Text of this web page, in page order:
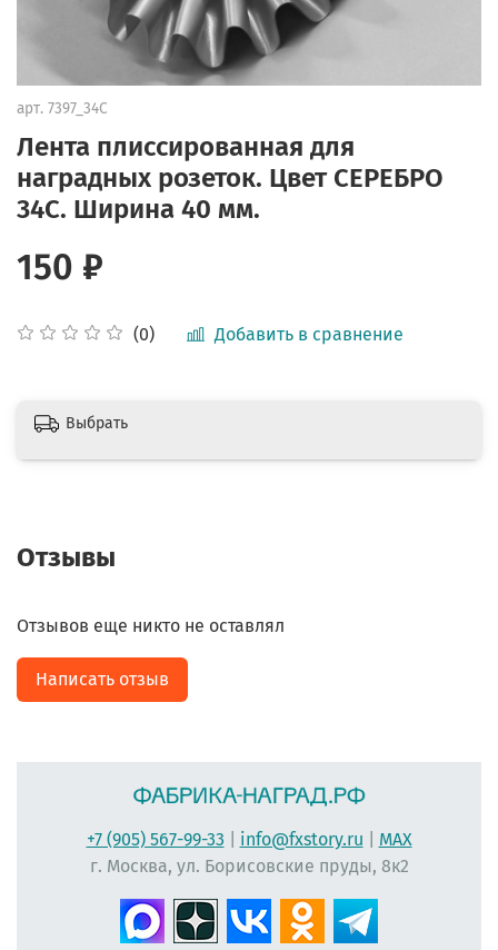
арт. 7397_34С
Лента плиссированная для
наградных розеток. Цвет СЕРЕБРО
34С. Ширина 40 мм.
(0) Добавить в сравнение
150 ₽
Выбрать
Отзывы
Отзывов еще никто не оставлял
Написать отзыв
+7 (905) 567-99-33 info@fxstory.ru
MAX
г. Москва, ул. Борисовские пруды, 8к2